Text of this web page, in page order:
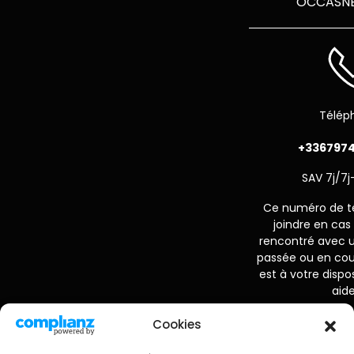
Cookies
SAV 7j/
Ce numéro de
joindre en
rencontré avec
passée ou en
est à votre
Avant